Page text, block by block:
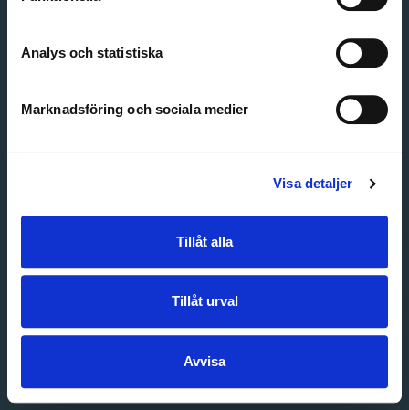
Analys och statistiska
Marknadsföring och sociala medier
Visa detaljer
Tillåt alla
Tillåt urval
Avvisa
Customer service